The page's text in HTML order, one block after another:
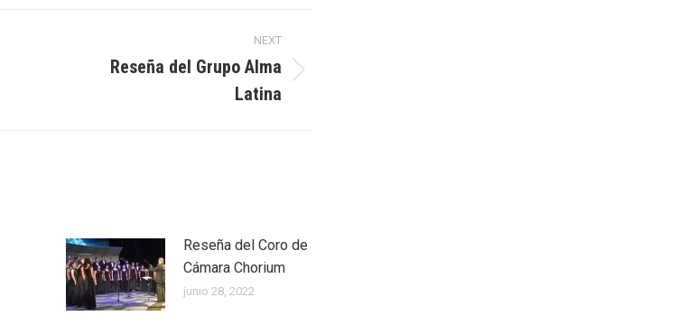
NEXT
Reseña del Grupo Alma
Latina
Reseña del Coro de
Cámara Chorium
junio 28, 2022